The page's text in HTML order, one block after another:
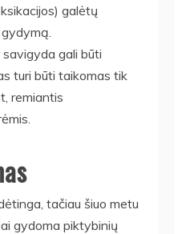
galėtų
gali būti
turi būti taikomas tik
remiantis
tačiau šiuo metu
gydoma piktybinių